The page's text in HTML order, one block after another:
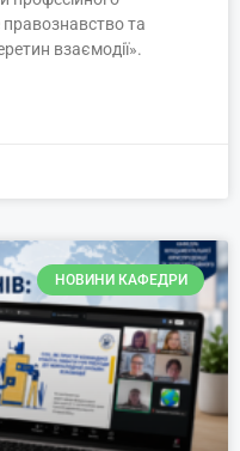
та
взаємодії».
НОВИНИ КАФЕДРИ